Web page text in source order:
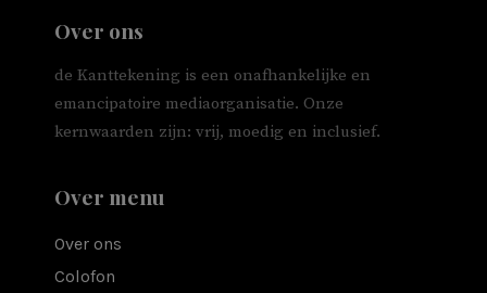
Over ons
de Kanttekening is een onafhankelijke en
emancipatoire mediaorganisatie. Onze
kernwaarden zijn: vrij, moedig en inclusief.
Over menu
Over ons
Colofon